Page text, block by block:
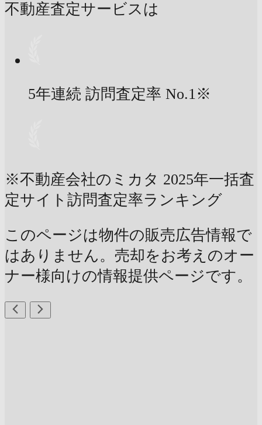
不動産査定サービスは
5年連続 訪問査定率 No.1※
※不動産会社のミカタ 2025年一括査
定サイト訪問査定率ランキング
このページは物件の販売広告情報で
はありません。売却をお考えのオー
ナー様向けの情報提供ページです。